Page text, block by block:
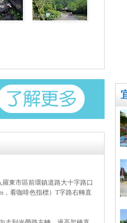
東市區前環鎮道路大十字路口
，看咖啡色指標）T字路右轉直